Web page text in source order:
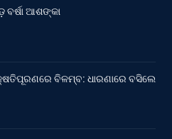
ଆଶଙ୍କା
ବିଳମ୍ବ: ଧାରଣାରେ ବସିଲେ